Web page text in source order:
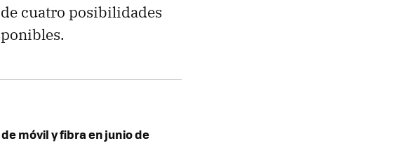
cuatro posibilidades
móvil y fibra en junio de